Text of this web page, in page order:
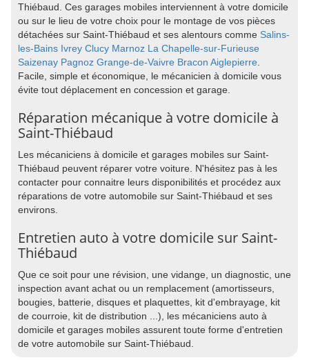
Thiébaud. Ces garages mobiles interviennent à votre domicile
ou sur le lieu de votre choix pour le montage de vos pièces
détachées sur Saint-Thiébaud et ses alentours comme Salins-
les-Bains Ivrey Clucy Marnoz La Chapelle-sur-Furieuse
Saizenay Pagnoz Grange-de-Vaivre Bracon Aiglepierre.
Facile, simple et économique, le mécanicien à domicile vous
évite tout déplacement en concession et garage.
Réparation mécanique à votre domicile à
Saint-Thiébaud
Les mécaniciens à domicile et garages mobiles sur Saint-
Thiébaud peuvent réparer votre voiture. N'hésitez pas à les
contacter pour connaitre leurs disponibilités et procédez aux
réparations de votre automobile sur Saint-Thiébaud et ses
environs.
Entretien auto à votre domicile sur Saint-
Thiébaud
Que ce soit pour une révision, une vidange, un diagnostic, une
inspection avant achat ou un remplacement (amortisseurs,
bougies, batterie, disques et plaquettes, kit d'embrayage, kit
de courroie, kit de distribution ...), les mécaniciens auto à
domicile et garages mobiles assurent toute forme d'entretien
de votre automobile sur Saint-Thiébaud.